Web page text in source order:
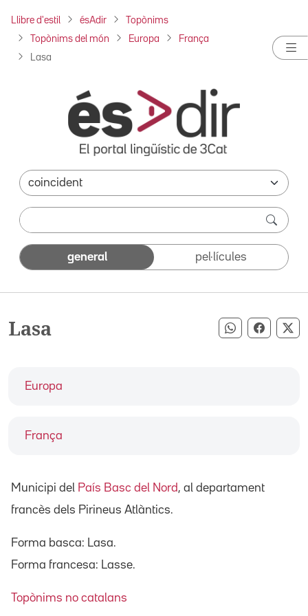
Llibre d'estil ésAdir Topònims
Topònims del món Europa França
Lasa
general pel·lícules
Lasa Compartir
Europa
França
Municipi del País Basc del Nord, al departament
francès dels Pirineus Atlàntics.
Forma basca: Lasa.
Forma francesa: Lasse.
Topònims no catalans